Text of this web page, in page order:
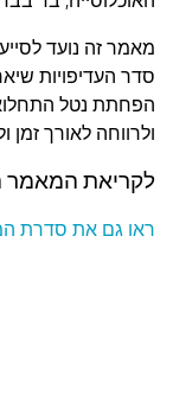
מאמר זה נועד
סדר העדיפויות
הפחתת נטל
ולרווחה לאורך
לקריאת
ראו גם את סדרת